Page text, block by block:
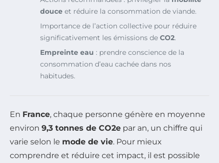
douce et réduire la consommation de viande.
Importance de l’action collective pour réduire
significativement les émissions de CO2.
Empreinte eau : prendre conscience de la
consommation d’eau cachée dans nos
habitudes.
En France, chaque personne génère en moyenne
environ 9,3 tonnes de CO2e par an, un chiffre qui
varie selon le mode de vie. Pour mieux
comprendre et réduire cet impact, il est possible